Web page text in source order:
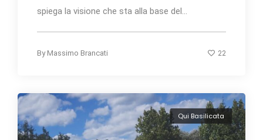
spiega la visione che sta alla base del...
By Massimo Brancati 22
Qui Basilicata